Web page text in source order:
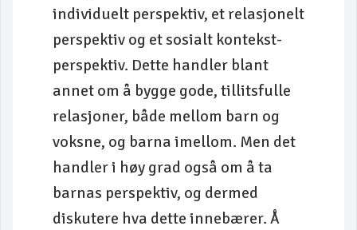
individuelt perspektiv, et relasjonelt
perspektiv og et sosialt kontekst-
perspektiv. Dette handler blant
annet om å bygge gode, tillitsfulle
relasjoner, både mellom barn og
voksne, og barna imellom. Men det
handler i høy grad også om å ta
barnas perspektiv, og dermed
diskutere hva dette innebærer. Å